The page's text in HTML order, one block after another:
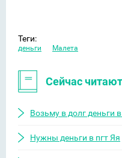
Теги:
деньги Малета
Сейчас читают
Возьму в долг деньги
Нужны деньги в пгт Яя